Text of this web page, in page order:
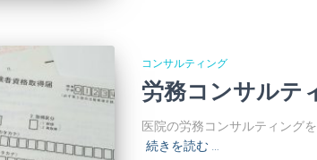
コンサルティング
労務コンサルテ
医院の労務コンサルティング
続きを読む …